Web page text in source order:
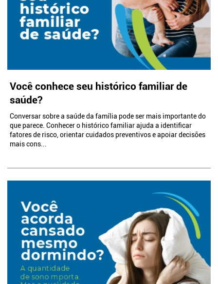
Você conhece seu histórico familiar de
saúde?
Conversar sobre a saúde da família pode ser mais importante do
que parece. Conhecer o histórico familiar ajuda a identificar
fatores de risco, orientar cuidados preventivos e apoiar decisões
mais cons...